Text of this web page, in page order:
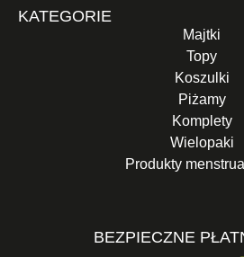
KATEGORIE
Majtki
Topy
Koszulki
Piżamy
Komplety
Wielopaki
Produkty
BEZPIECZNE